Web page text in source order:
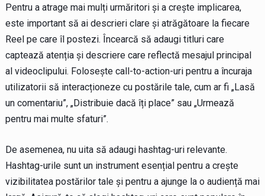
Pentru a atrage mai mulți urmăritori și a crește implicarea,
este important să ai descrieri clare și atrăgătoare la fiecare
Reel pe care îl postezi. Încearcă să adaugi titluri care
captează atenția și descriere care reflectă mesajul principal
al videoclipului. Folosește call-to-action-uri pentru a încuraja
utilizatorii să interacționeze cu postările tale, cum ar fi „Lasă
un comentariu”, „Distribuie dacă îți place” sau „Urmează
pentru mai multe sfaturi”.
De asemenea, nu uita să adaugi hashtag-uri relevante.
Hashtag-urile sunt un instrument esențial pentru a crește
vizibilitatea postărilor tale și pentru a ajunge la o audiență mai